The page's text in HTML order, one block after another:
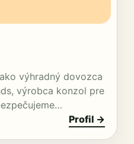
výhradný dovozca
výrobca konzol pre
Profil →